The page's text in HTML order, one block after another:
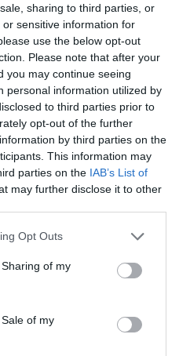
sharing to third parties, or
sensitive information for
use the below opt-out
Please note that after your
you may continue seeing
personal information utilized by
to third parties prior to
opt-out of the further
by third parties on the
This information may
parties on the IAB’s List of
may further disclose it to other
app uses one or more Google
behaviour. You may click to
and its third-party tags to
purposes in below Google
Opt Outs
of my
of my
Story
ο πατέρας